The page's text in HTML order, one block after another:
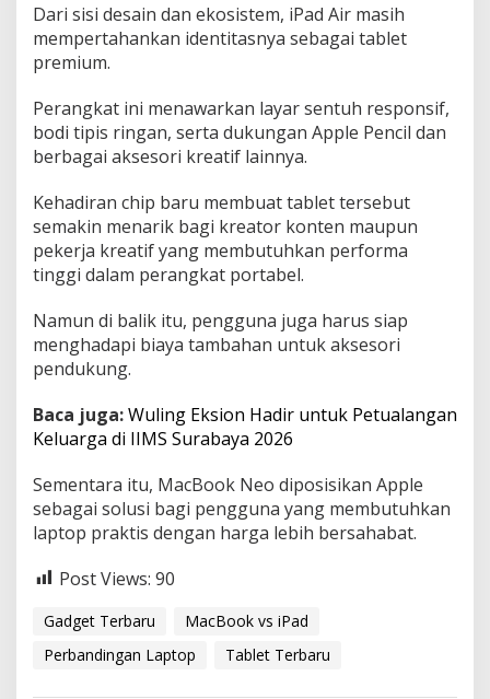
Dari sisi desain dan ekosistem, iPad Air masih
mempertahankan identitasnya sebagai tablet
premium.
Perangkat ini menawarkan layar sentuh responsif,
bodi tipis ringan, serta dukungan Apple Pencil dan
berbagai aksesori kreatif lainnya.
Kehadiran chip baru membuat tablet tersebut
semakin menarik bagi kreator konten maupun
pekerja kreatif yang membutuhkan performa
tinggi dalam perangkat portabel.
Namun di balik itu, pengguna juga harus siap
menghadapi biaya tambahan untuk aksesori
pendukung.
Baca juga:Wuling Eksion Hadir untuk Petualangan
Keluarga di IIMS Surabaya 2026
Sementara itu, MacBook Neo diposisikan Apple
sebagai solusi bagi pengguna yang membutuhkan
laptop praktis dengan harga lebih bersahabat.
Post Views: 90
Gadget Terbaru
MacBook vs iPad
Perbandingan Laptop
Tablet Terbaru